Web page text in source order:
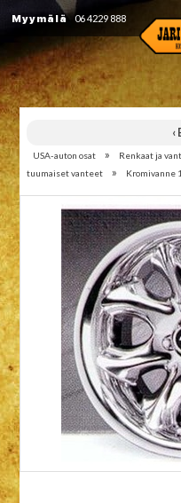
Myymälä 06 4229 888
‹
USA-auton osat » Renkaat ja
tuumaiset vanteet
» Kromivanne